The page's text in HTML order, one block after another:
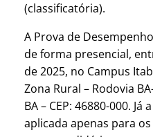
(classificatória).
A Prova de
de forma presencial,
de 2025, no Campus
Zona Rural – Rodovia
BA – CEP: 46880-000.
aplicada apenas para